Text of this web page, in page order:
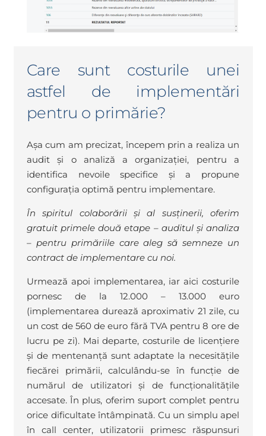
Care sunt costurile unei
astfel de implementări
pentru o primărie?
Așa cum am precizat, începem prin a realiza un
audit și o analiză a organizației, pentru a
identifica nevoile specifice și a propune
configurația optimă pentru implementare.
În spiritul colaborării și al susținerii, oferim
gratuit primele două etape – auditul și analiza
– pentru primăriile care aleg să semneze un
contract de implementare cu noi.
Urmează apoi implementarea, iar aici costurile
pornesc de la 12.000 – 13.000 euro
(implementarea durează aproximativ 21 zile, cu
un cost de 560 de euro fără TVA pentru 8 ore de
lucru pe zi). Mai departe, costurile de licențiere
și de mentenanță sunt adaptate la necesitățile
fiecărei primării, calculându-se în funcție de
numărul de utilizatori și de funcționalitățile
accesate. În plus, oferim suport complet pentru
orice dificultate întâmpinată. Cu un simplu apel
în call center, utilizatorii primesc răspunsuri